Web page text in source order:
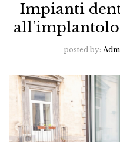
Impianti
posted by: